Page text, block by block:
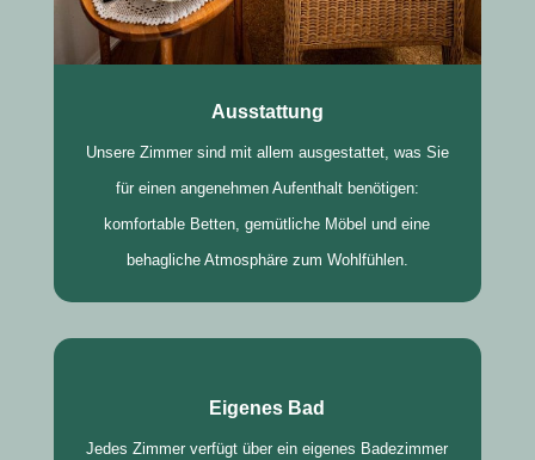
Ausstattung
Unsere Zimmer sind mit allem ausgestattet, was Sie
für einen angenehmen Aufenthalt benötigen:
komfortable Betten, gemütliche Möbel und eine
behagliche Atmosphäre zum Wohlfühlen.
Eigenes Bad
Jedes Zimmer verfügt über ein eigenes Badezimmer